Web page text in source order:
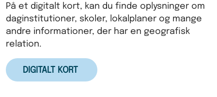
På et digitalt kort, kan du finde oplysninger om
daginstitutioner, skoler, lokalplaner og mange
andre informationer, der har en geografisk
relation.
DIGITALT KORT